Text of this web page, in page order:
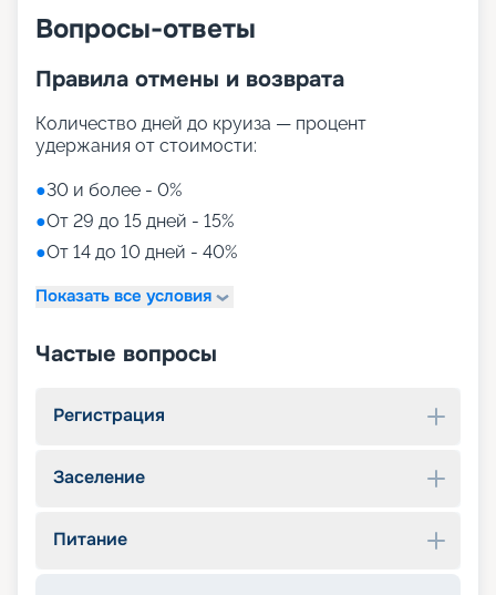
Вопросы-ответы
Правила отмены и возврата
Количество дней до круиза — процент
удержания от стоимости:
●30 и более - 0%
●От 29 до 15 дней - 15%
●От 14 до 10 дней - 40%
Показать все условия
Частые вопросы
Регистрация
Заселение
Питание